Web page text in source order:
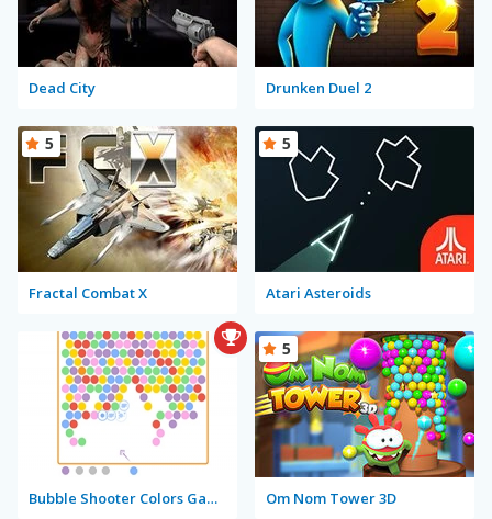
Dead City Drunken Duel 2
Fractal Combat X
5
Atari Asteroids
5
Bubble Shooter Colors Game Om Nom Tower 3D
5